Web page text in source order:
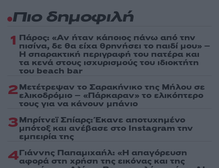
Πιο δημοφιλή
1 Πάρος: «Αν ήταν κάποιος πάνω από την
πισίνα, δε θα είχα θρηνήσει το παιδί μου» –
Η σπαρακτική περιγραφή του πατέρα και
τα κενά στους ισχυρισμούς του ιδιοκτήτη
του beach bar
2Μετέτρεψαν το Σαρακήνικο της Μήλου σε
ελικοδρόμιο – «Πάρκαραν» το ελικόπτερο
τους για να κάνουν μπάνιο
3Μπρίτνεϊ Σπίαρς: Έκανε αποτυχημένο
μπότοξ και ανέβασε στο Instagram την
εμπειρία της
4Γιάννης Παπαμιχαήλ: «Η απαγόρευση
αφορά στη χρήση της εικόνας και της